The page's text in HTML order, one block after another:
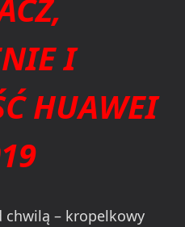
I
HUAWEI
chwilą – kropelkowy